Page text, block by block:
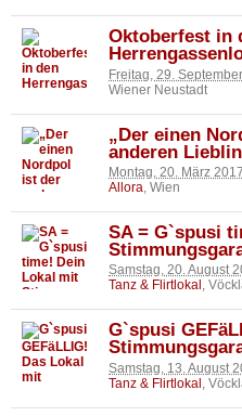
Oktoberfest in
Freitag, 29.
Wiener Neustadt
„Der einen
anderen
Montag, 20. März
Allora, Wien
SA = G`spusi
Samstag, 20. August
Tanz & Flirtlokal ,
G`spusi
Samstag, 13. August
Tanz & Flirtlokal ,